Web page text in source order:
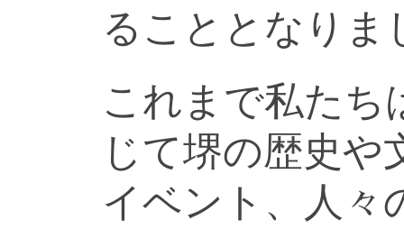
ることとなりま
これまで私たち
じて堺の歴史や
イベント、人々